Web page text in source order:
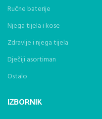
Ručne baterije
Njega tijela i kose
Zdravlje i njega tijela
Dječiji asortiman
Ostalo
IZBORNIK